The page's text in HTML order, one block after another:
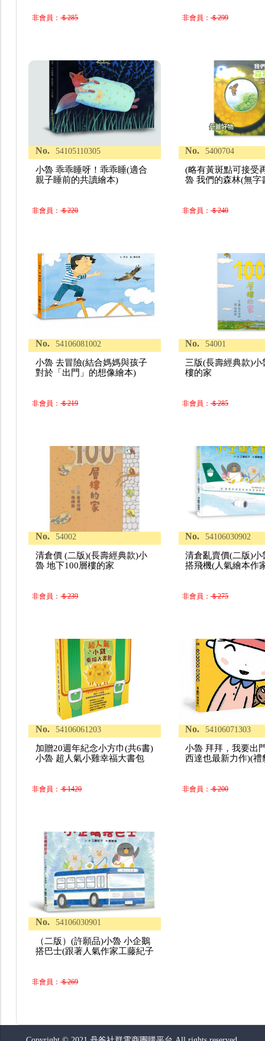
非會員：＄285 非會員： ＄299
No. 54105110305
小魯 乖乖睡呀！乖乖睡(適合
親子睡前的共讀繪本)
非會員：＄220
No. 5400704
(略有黃斑點可接受
魯 我們的森林(無字
非會員： ＄240
No. 54106081002
小魯 去冒險(結合媽媽與孩子
對於「出門」的想像繪本)
非會員：＄219
No. 54001
三版(長壽經典款)小
樓的家
非會員： ＄285
No. 54002
清倉價 (二版)(長壽經典款)小
魯 地下100層樓的家
非會員：＄239
No. 54106030902
清倉亂賣價(二版)小
搭飛機(人氣繪本作
非會員： ＄275
No. 54106061203
加贈20週年紀念小方巾(共6書)
小魯 超人氣小雞幸福大書包
非會員：＄1420
No. 54106071303
小魯 拜拜，我要出
西達也最新力作)(禮
非會員： ＄200
No. 54106030901
（二版）(許願品)小魯 小企鵝
搭巴士(跟著人氣作家工藤紀子
非會員：＄269